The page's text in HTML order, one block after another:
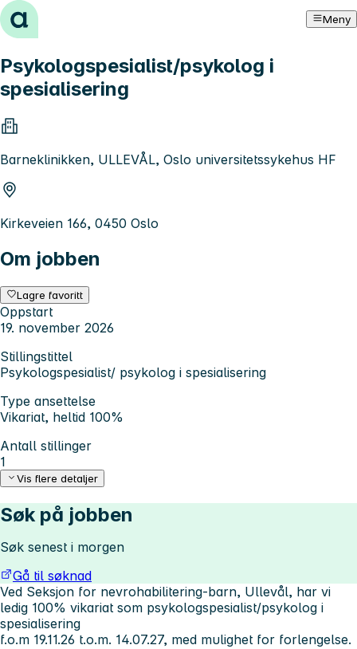
Hopp til innhold Meny
Psykologspesialist/psykolog i
spesialisering
Barneklinikken, ULLEVÅL, Oslo universitetssykehus HF
Kirkeveien 166, 0450 Oslo
Om jobben
Lagre favoritt
Oppstart
19. november 2026
Stillingstittel
Psykologspesialist/ psykolog i spesialisering
Type ansettelse
Vikariat, heltid 100%
Antall stillinger
1
Vis flere detaljer
Søk på jobben
Søk senest i morgen
Gå til søknad
Ved Seksjon for nevrohabilitering-barn, Ullevål, har vi
ledig 100% vikariat som psykologspesialist/psykolog i
spesialisering
f.o.m 19.11.26 t.o.m. 14.07.27, med mulighet for forlengelse.